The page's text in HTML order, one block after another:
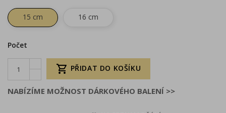
15 cm 16 cm
Počet
 PŘIDAT DO KOŠÍKU
NABÍZÍME MOŽNOST DÁRKOVÉHO BALENÍ >>